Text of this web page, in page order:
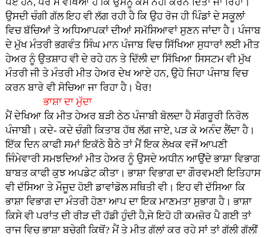
ਉਸਦੀ ਚੰਗੀ ਗੱਲ ਇਹ ਵੀ ਲੱਗ ਰਹੀ ਹੈ ਕਿ ਉਹ ਰੋਜ ਹੀ ਪਿੰਡਾਂ ਦੇ ਸਕੂਲਾਂ
ਵਿਚ ਬੱਚਿਆਂ ਤੇ ਅਧਿਆਪਕਾਂ ਦੀਆਂ ਸਮੱਸਿਆਵਾਂ ਸੁਣਨ ਜਾਂਦਾ ਹੈ। ਪੰਜਾਬ
ਦੇ ਮੁੱਖ ਮੰਤਰੀ ਭਗਵੰਤ ਸਿੰਘ ਮਾਨ ਪੰਜਾਬ ਵਿਚ ਸਿੱਖਿਆ ਸੁਧਾਰਾਂ ਲਈ ਮੀਤ
ਹੇਅਰ ਨੂੰ ਉਤਸ਼ਾਹ ਵੀ ਦੇ ਰਹੇ ਹਨ ਤੇ ਦਿੱਲੀ ਦਾ ਸਿੱਖਿਆ ਸਿਸਟਮ ਵੀ ਮੁੱਖ
ਮੰਤਰੀ ਜੀ ਤੇ ਮੰਤਰੀ ਮੀਤ ਹੇਅਰ ਦੇਖ ਆਏ ਹਨ, ਉਹੋ ਜਿਹਾ ਪੰਜਾਬ ਵਿਚ
ਕਰਨ ਬਾਰੇ ਵੀ ਸੋਚਿਆ ਜਾ ਰਿਹਾ ਹੈ। ਖੈਰ!
ਭਾਸ਼ਾ ਦਾ ਮੁੱਦਾ
ਮੈਂ ਦੇਖਿਆ ਕਿ ਮੀਤ ਹੇਅਰ ਬੜੀ ਠੇਠ ਪੰਜਾਬੀ ਬੋਲਦਾ ਹੈ ਸੰਗਰੂਰੀ ਨਿਰੋਲ
ਪੰਜਾਬੀ। ਕਦੇ- ਕਦੇ ਚੰਗੀ ਕਿਤਾਬ ਹੱਥ ਲੱਗ ਜਾਏ, ਪੜ ਕੇ ਅਨੰਦ ਲੈਂਦਾ ਹੈ।
ਇੱਕ ਦਿਨ ਕਾਫੀ ਸਮਾਂ ਇਕੱਠੇ ਬੈਠੇ ਤਾਂ ਮੈਂ ਇਕ ਲੇਖਕ ਵਜੋਂ ਆਪਣੀ
ਜਿੰਮੇਵਾਰੀ ਸਮਝਦਿਆਂ ਮੀਤ ਹੇਅਰ ਨੂੰ ਉਸਦੇ ਅਧੀਨ ਆਉਂਦੇ ਭਾਸ਼ਾ ਵਿਭਾਗ
ਬਾਬਤ ਕਾਫੀ ਕੁਝ ਅਪਡੇਟ ਕੀਤਾ। ਭਾਸ਼ਾ ਵਿਭਾਗ ਦਾ ਗੌਰਵਮਈ ਇਤਿਹਾਸ
ਵੀ ਦੱਸਿਆ ਤੇ ਮੌਜੂਦ ਹੋਈ ਡਾਵਾਂਡੋਲ ਸਥਿਤੀ ਵੀ। ਇਹ ਵੀ ਦੱਸਿਆ ਕਿ
ਭਾਸ਼ਾ ਵਿਭਾਗ ਦਾ ਮੰਤਰੀ ਹੋਣਾ ਆਪ ਦਾ ਇਕ ਮਾਣਮਤਾ ਸੁਭਾਗ ਹੈ। ਭਾਸ਼ਾ
ਕਿਸੇ ਵੀ ਪਰਾਂਤ ਦੀ ਰੀੜ ਦੀ ਹੱਡੀ ਹੁੰਦੀ ਹੈ,ਜੇ ਇਹੋ ਹੀ ਕਮਜ਼ੋਰ ਪੈ ਗਈ ਤਾਂ
ਰਾਜ ਵਿਚ ਭਾਸ਼ਾ ਬਚੇਗੀ ਕਿਥੋਂ? ਮੈਂ ਤੇ ਮੀਤ ਗੱਲਾਂ ਕਰ ਰਹੇ ਸਾਂ ਤਾਂ ਗੱਲੀ ਗੱਲੀਂ